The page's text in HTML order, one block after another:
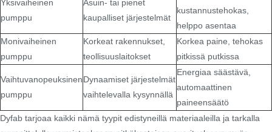
Yksivaiheinen
pumppu
Asuin- tai pienet
kaupalliset järjestelmät
kustannustehokas,
helppo asentaa
Monivaiheinen
pumppu
Korkeat rakennukset,
teollisuuslaitokset
Korkea paine, tehokas
pitkissä putkissa
Vaihtuvanopeuksinen
pumppu
Dynaamiset järjestelmät
vaihtelevalla kysynnällä
Energiaa säästävä,
automaattinen
paineensäätö
Dyfab tarjoaa kaikki nämä tyypit edistyneillä materiaaleilla ja tarkalla